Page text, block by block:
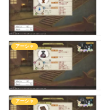
アーシャ
アーシャ